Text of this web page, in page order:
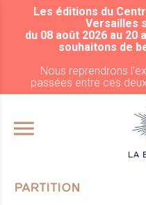
ALLER AU
Les éditions du
Versailles
du 08 août 2026 au 20
souhaitons de
Nous reprendrons
passées entre ces
PARTITION